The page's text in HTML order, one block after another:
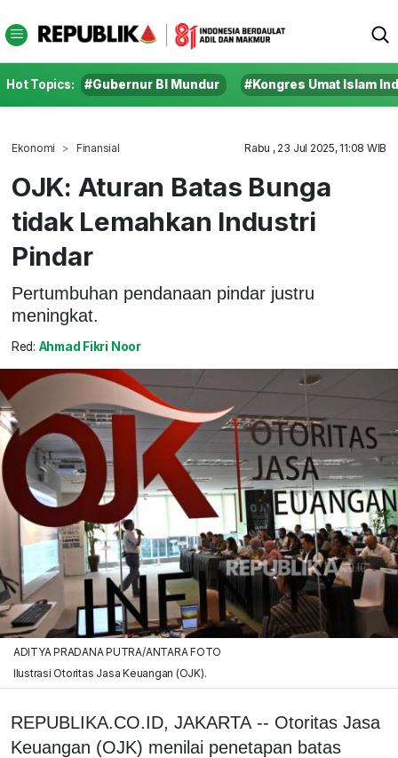
Hot Topics: #Gubernur BI Mundur #Kongres Umat Islam
Ekonomi Finansial Rabu , 23 Jul 2025, 11:08 WIB
OJK: Aturan Batas Bunga
tidak Lemahkan Industri
Pindar
Pertumbuhan pendanaan pindar justru
meningkat.
Red: Ahmad Fikri Noor
ADITYA PRADANA PUTRA/ANTARA FOTO
Ilustrasi Otoritas Jasa Keuangan (OJK).
REPUBLIKA.CO.ID, JAKARTA -- Otoritas Jasa
Keuangan (OJK) menilai penetapan batas